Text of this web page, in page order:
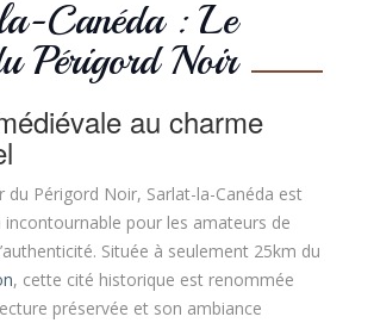
Canéda : Le
Périgord Noir
au charme
du Périgord Noir, Sarlat-la-Canéda est
pour les amateurs de
Située à seulement 25km du
, cette cité historique est renommée
préservée et son ambiance